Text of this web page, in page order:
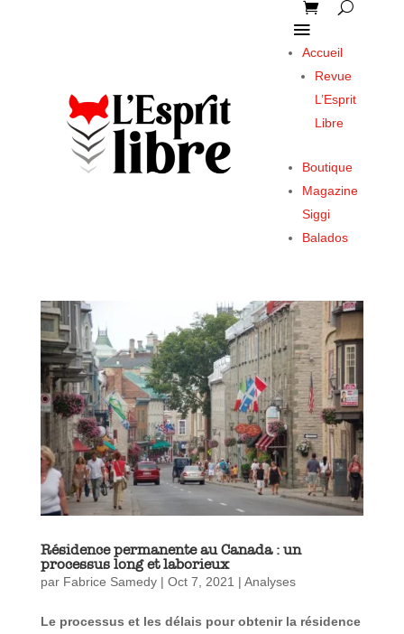
Accueil
Revue
L’Esprit
Libre
Boutique
Magazine
Siggi
Balados
Résidence permanente au Canada : un
processus long et laborieux
par Fabrice Samedy| Oct 7, 2021 | Analyses
Le processus et les délais pour obtenir la résidence